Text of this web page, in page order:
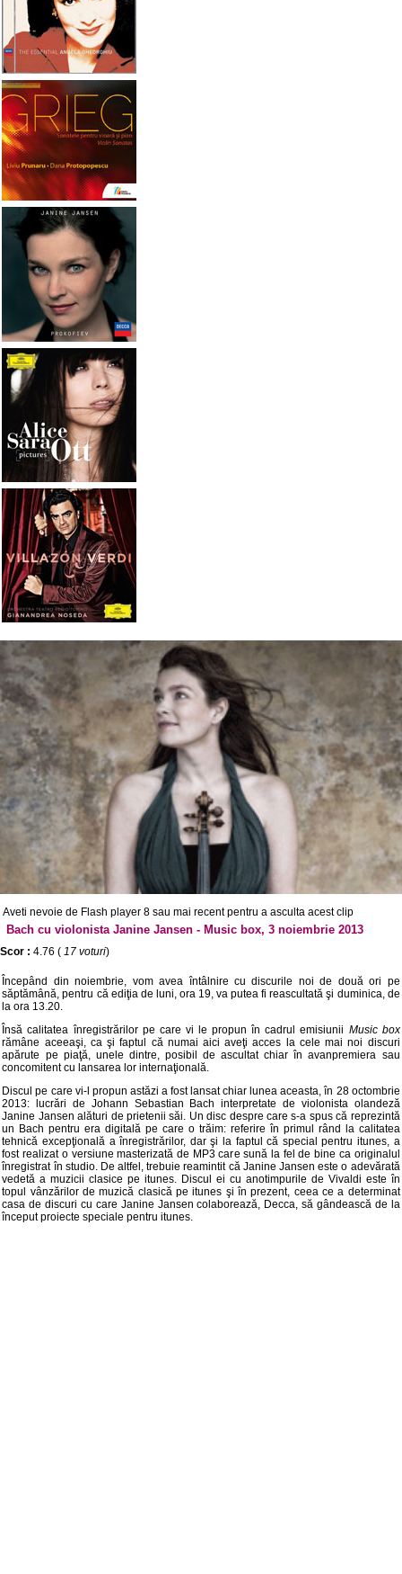
Aveti nevoie de Flash player 8 sau mai recent pentru a asculta acest clip
Bach cu violonista Janine Jansen - Music box, 3 noiembrie 2013
Scor : 4.76 ( 17 voturi)
Începând din noiembrie, vom avea întâlnire cu discurile noi de două ori pe
săptămână, pentru că ediţia de luni, ora 19, va putea fi reascultată şi duminica, de
la ora 13.20.
Însă calitatea înregistrărilor pe care vi le propun în cadrul emisiunii Music box
rămâne aceeaşi, ca şi faptul că numai aici aveţi acces la cele mai noi discuri
apărute pe piaţă, unele dintre, posibil de ascultat chiar în avanpremiera sau
concomitent cu lansarea lor internaţională.
Discul pe care vi-l propun astăzi a fost lansat chiar lunea aceasta, în 28 octombrie
2013: lucrări de Johann Sebastian Bach interpretate de violonista olandeză
Janine Jansen alături de prietenii săi. Un disc despre care s-a spus că reprezintă
un Bach pentru era digitală pe care o trăim: referire în primul rând la calitatea
tehnică excepţională a înregistrărilor, dar şi la faptul că special pentru itunes, a
fost realizat o versiune masterizată de MP3 care sună la fel de bine ca originalul
înregistrat în studio. De altfel, trebuie reamintit că Janine Jansen este o adevărată
vedetă a muzicii clasice pe itunes. Discul ei cu anotimpurile de Vivaldi este în
topul vânzărilor de muzică clasică pe itunes şi în prezent, ceea ce a determinat
casa de discuri cu care Janine Jansen colaborează, Decca, să gândească de la
început proiecte speciale pentru itunes.